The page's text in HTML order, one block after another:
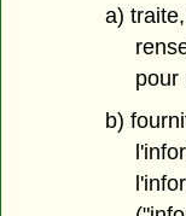
a)
pour
b)